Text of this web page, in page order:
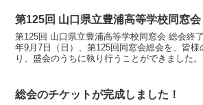
第125回 山口県立豊浦高等学校同窓
第125回 山口県立豊浦高等学校同窓会 総会終
年9月7日（日）、第125回同窓会総会を、皆様
り、盛会のうちに執り行うことができました。
総会のチケットが完成しました！